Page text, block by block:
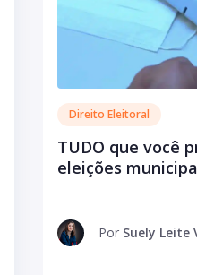
Direito Eleitoral
TUDO que você
eleições
Por Suely Leite